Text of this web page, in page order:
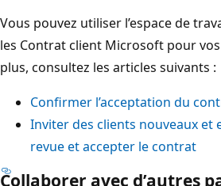
Vous pouvez utiliser l’espace de
les Contrat client Microsoft pour
plus, consultez les articles suivants :
Confirmer l’acceptation du
Inviter des clients nouveaux et
revue et accepter le contrat
Collaborer avec d’autres